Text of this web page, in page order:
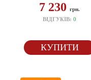
7 230грн.
ВІДГУКІВ:0
КУПИТИ